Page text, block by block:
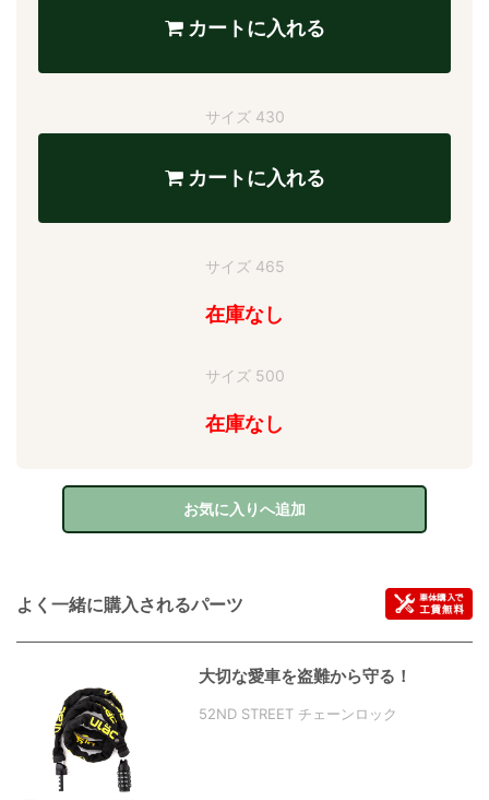
カートに入れる
サイズ 430
カートに入れる
サイズ 465
在庫なし
サイズ 500
在庫なし
お気に入りへ追加
よく一緒に購入されるパーツ
大切な愛車を盗難から守る！
52ND STREET チェーンロック